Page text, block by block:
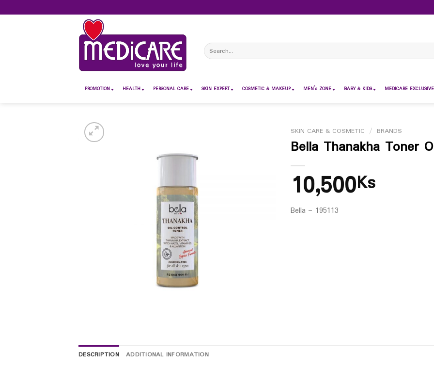
to
Search
for:
PROMOTION HEALTH PERSONAL CARE SKIN EXPERT COSMETIC & MAKEUP MEN’s ZONE BABY & KIDS MEDICARE
SKIN CARE & COSMETIC / BRANDS
Bella Thanakha Toner
10,500Ks
Bella – 195113
DESCRIPTION ADDITIONAL INFORMATION